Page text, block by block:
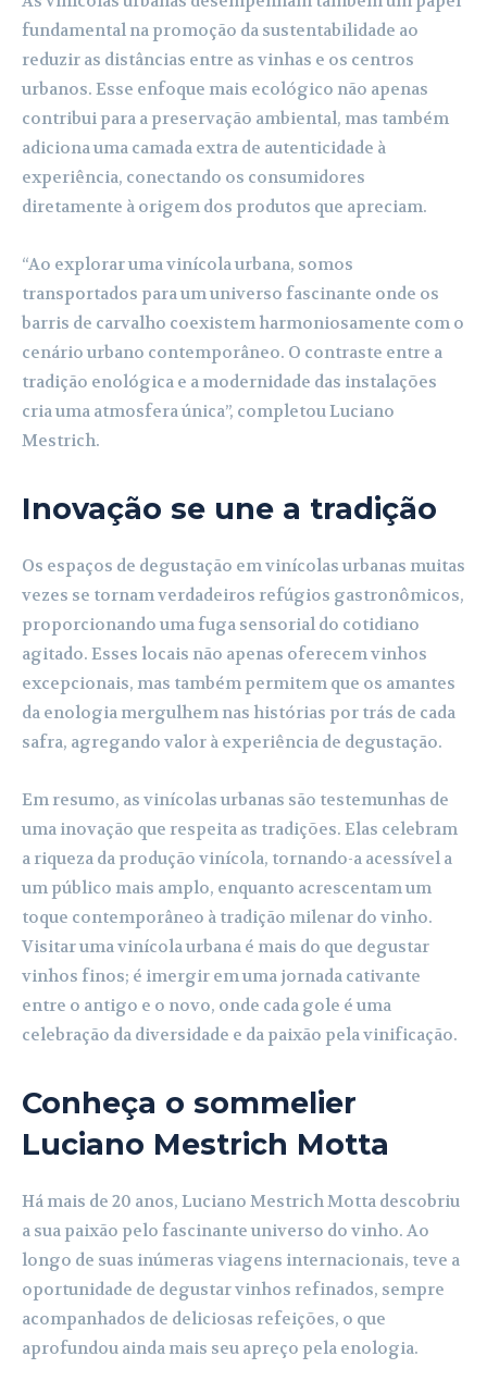
fundamental na promoção da sustentabilidade ao
reduzir as distâncias entre as vinhas e os centros
urbanos. Esse enfoque mais ecológico não apenas
contribui para a preservação ambiental, mas também
adiciona uma camada extra de autenticidade à
experiência, conectando os consumidores
diretamente à origem dos produtos que apreciam.
“Ao explorar uma vinícola urbana, somos
transportados para um universo fascinante onde os
barris de carvalho coexistem harmoniosamente com o
cenário urbano contemporâneo. O contraste entre a
tradição enológica e a modernidade das instalações
cria uma atmosfera única”, completou Luciano
Mestrich.
Inovação se une a tradição
Os espaços de degustação em vinícolas urbanas muitas
vezes se tornam verdadeiros refúgios gastronômicos,
proporcionando uma fuga sensorial do cotidiano
agitado. Esses locais não apenas oferecem vinhos
excepcionais, mas também permitem que os amantes
da enologia mergulhem nas histórias por trás de cada
safra, agregando valor à experiência de degustação.
Em resumo, as vinícolas urbanas são testemunhas de
uma inovação que respeita as tradições. Elas celebram
a riqueza da produção vinícola, tornando-a acessível a
um público mais amplo, enquanto acrescentam um
toque contemporâneo à tradição milenar do vinho.
Visitar uma vinícola urbana é mais do que degustar
vinhos finos; é imergir em uma jornada cativante
entre o antigo e o novo, onde cada gole é uma
celebração da diversidade e da paixão pela vinificação.
Conheça o sommelier
Luciano Mestrich Motta
Há mais de 20 anos, Luciano Mestrich Motta descobriu
a sua paixão pelo fascinante universo do vinho. Ao
longo de suas inúmeras viagens internacionais, teve a
oportunidade de degustar vinhos refinados, sempre
acompanhados de deliciosas refeições, o que
aprofundou ainda mais seu apreço pela enologia.